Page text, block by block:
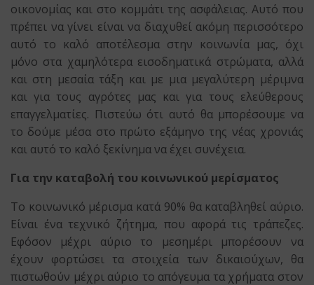
οικονομίας και στο κομμάτι της ασφάλειας. Αυτό που
πρέπει να γίνει είναι να διαχυθεί ακόμη περισσότερο
αυτό το καλό αποτέλεσμα στην κοινωνία μας, όχι
μόνο στα χαμηλότερα εισοδηματικά στρώματα, αλλά
και στη μεσαία τάξη και με μια μεγαλύτερη μέριμνα
και για τους αγρότες μας και για τους ελεύθερους
επαγγελματίες. Πιστεύω ότι αυτό θα μπορέσουμε να
το δούμε μέσα στο πρώτο εξάμηνο της νέας χρονιάς
και αυτό το καλό ξεκίνημα να έχει συνέχεια.
Για την καταβολή του κοινωνικού μερίσματος
Το κοινωνικό μέρισμα κατά 90% θα καταβληθεί αύριο.
Είναι ένα τεχνικό ζήτημα, που αφορά τις τράπεζες.
Εφόσον μέχρι αύριο το μεσημέρι μπορέσουν να
έχουν φορτώσει τα στοιχεία των δικαιούχων, θα
πιστωθούν μέχρι αύριο το απόγευμα τα χρήματα στον